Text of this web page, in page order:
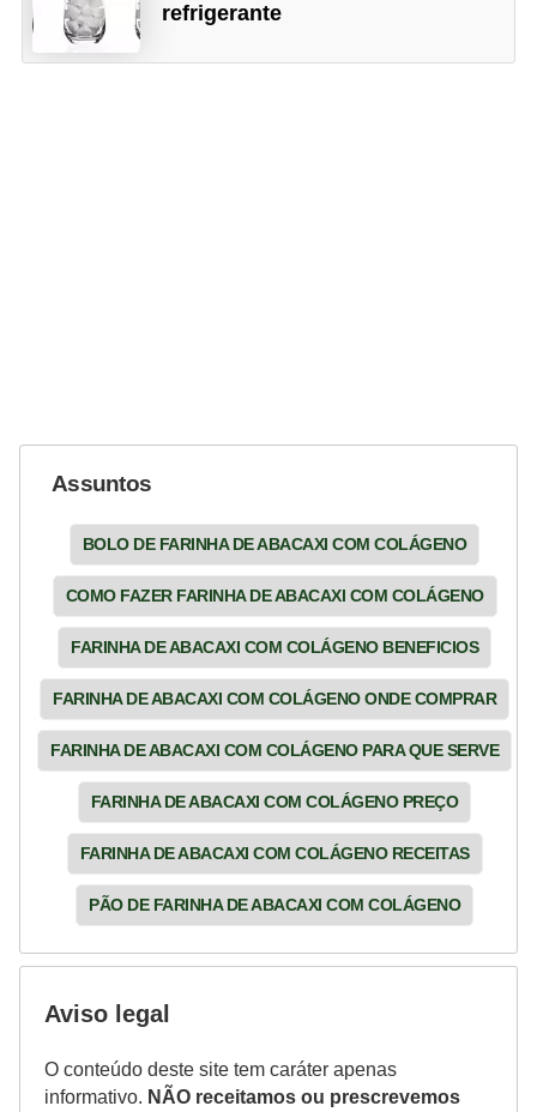
refrigerante
Assuntos
BOLO DE FARINHA DE ABACAXI COM COLÁGENO
COMO FAZER FARINHA DE ABACAXI COM COLÁGENO
FARINHA DE ABACAXI COM COLÁGENO BENEFICIOS
FARINHA DE ABACAXI COM COLÁGENO ONDE COMPRAR
FARINHA DE ABACAXI COM COLÁGENO PARA QUE SERVE
FARINHA DE ABACAXI COM COLÁGENO PREÇO
FARINHA DE ABACAXI COM COLÁGENO RECEITAS
PÃO DE FARINHA DE ABACAXI COM COLÁGENO
Aviso legal
O conteúdo deste site tem caráter apenas
informativo. NÃO receitamos ou prescrevemos